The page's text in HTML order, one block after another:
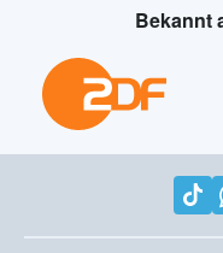
Bekannt